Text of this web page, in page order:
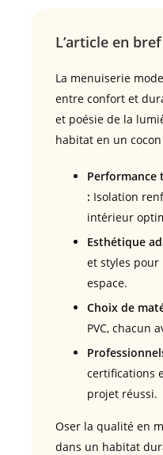
L’article en bref
La menuiserie
entre confort et
et poésie de la
habitat en un
Performance
: Isolation
intérieur
Esthétique
et styles
espace.
Choix de
PVC, chacun
certifications
projet réussi.
Oser la qualité en
dans un habitat